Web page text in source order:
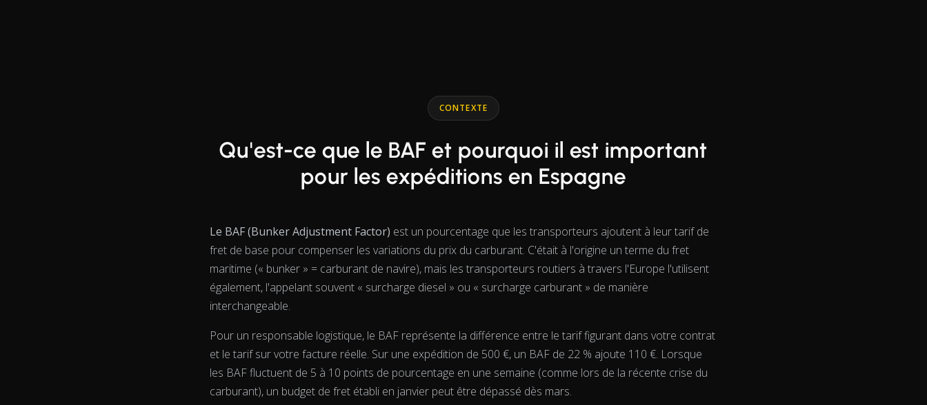
View as data table, Chart
CONTEXTE
Qu'est-ce que le BAF et pourquoi il est important
pour les expéditions en Espagne
Le BAF (Bunker Adjustment Factor) est un pourcentage que les transporteurs ajoutent à leur tarif de
fret de base pour compenser les variations du prix du carburant. C'était à l'origine un terme du fret
maritime (« bunker » = carburant de navire), mais les transporteurs routiers à travers l'Europe l'utilisent
également, l'appelant souvent « surcharge diesel » ou « surcharge carburant » de manière
interchangeable.
Pour un responsable logistique, le BAF représente la différence entre le tarif figurant dans votre contrat
et le tarif sur votre facture réelle. Sur une expédition de 500 €, un BAF de 22 % ajoute 110 €. Lorsque
les BAF fluctuent de 5 à 10 points de pourcentage en une semaine (comme lors de la récente crise du
carburant), un budget de fret établi en janvier peut être dépassé dès mars.